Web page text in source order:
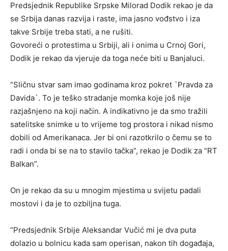
Predsjednik Republike Srpske Milorad Dodik rekao je da
se Srbija danas razvija i raste, ima jasno vođstvo i iza
takve Srbije treba stati, a ne rušiti.
Govoreći o protestima u Srbiji, ali i onima u Crnoj Gori,
Dodik je rekao da vjeruje da toga neće biti u Banjaluci.
“Sličnu stvar sam imao godinama kroz pokret `Pravda za
Davida`. To je teško stradanje momka koje još nije
razjašnjeno na koji način. A indikativno je da smo tražili
satelitske snimke u to vrijeme tog prostora i nikad nismo
dobili od Amerikanaca. Jer bi oni razotkrilo o čemu se to
radi i onda bi se na to stavilo tačka”, rekao je Dodik za “RT
Balkan”.
On je rekao da su u mnogim mjestima u svijetu padali
mostovi i da je to ozbiljna tuga.
“Predsjednik Srbije Aleksandar Vučić mi je dva puta
dolazio u bolnicu kada sam operisan, nakon tih događaja,